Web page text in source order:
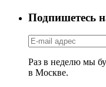
Подпишетесь
Раз в неделю мы
в Москве.